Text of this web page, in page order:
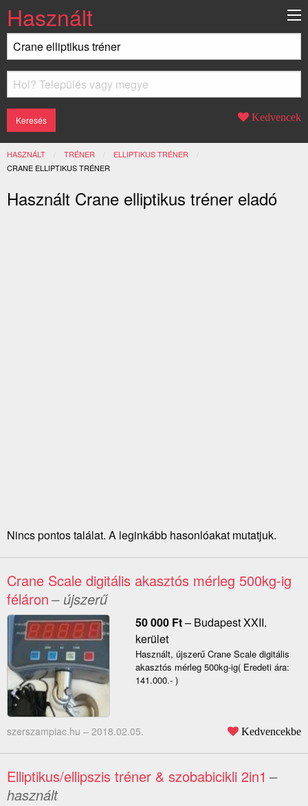
Használt
Kedvencek
HASZNÁLT TRÉNER
ELLIPTIKUS TRÉNER
JELENLEGI:
CRANE ELLIPTIKUS TRÉNER
Használt Crane elliptikus tréner eladó
Nincs pontos találat. A leginkább hasonlóakat mutatjuk.
Crane Scale digitális akasztós mérleg 500kg-ig
féláron– újszerű
50 000 Ft– Budapest XXII.
kerület
Használt, újszerű Crane Scale digitális
akasztós mérleg 500kg-ig( Eredeti ára:
141.000.- )
szerszampiac.hu – 2018.02.05. Kedvencekbe
Elliptikus/ellipszis tréner & szobabicikli 2in1 –
használt